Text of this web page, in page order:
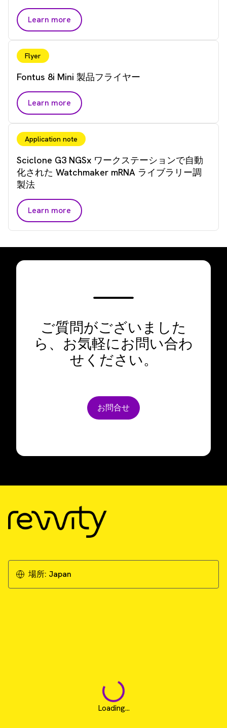
Learn more
Flyer
Fontus 8i Mini 製品フライヤー
Learn more
Application note
Sciclone G3 NGSx ワークステーションで自動
化された Watchmaker mRNA ライブラリー調
製法
Learn more
ご質問がございました
ら、お気軽にお問い合わ
せください。
お問合せ
場所: Japan
Loading...